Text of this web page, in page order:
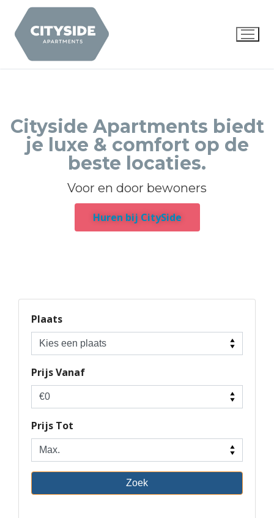
Home
Over ons
Favorieten
Inschrijven
Cityside Apartments biedt
je luxe & comfort op de
beste locaties.
Voor en door bewoners
Huren bij CitySide
Plaats
Prijs Vanaf
Prijs Tot